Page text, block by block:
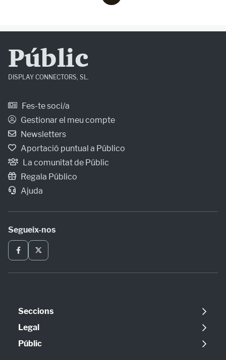
Públic
DISPLAY CONNECTORS, SL.
Fes-te soci/a
Gestionar el meu compte
Newsletters
Aportació puntual a Público
La comunitat de Públic
Regala Público
Ajuda
Segueix-nos
Seccions
Política
Opinió
Legal
Avís legal
Públic